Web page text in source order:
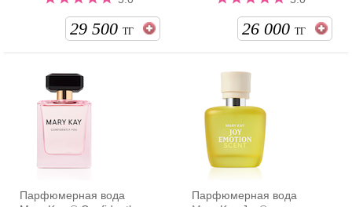
29 500 ТГ 26 000 ТГ
Парфюмерная вода
Парфюмерная вода